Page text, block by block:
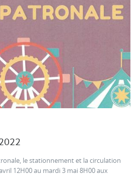
le stationnement et la circulation
12H00 au mardi 3 mai 8H00 aux